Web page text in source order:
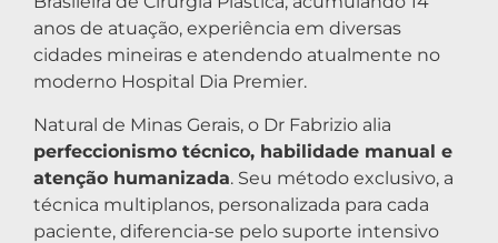
anos de atuação, experiência em diversas
cidades mineiras e atendendo atualmente no
moderno Hospital Dia Premier.
Natural de Minas Gerais, o Dr Fabrizio alia
perfeccionismo técnico, habilidade manual e
atenção humanizada. Seu método exclusivo, a
técnica multiplanos, personalizada para cada
paciente, diferencia-se pelo suporte intensivo